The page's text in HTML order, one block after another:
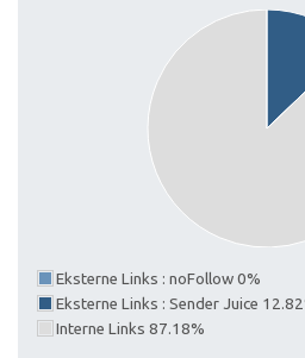
Eksterne Links : noFollow 0%
Eksterne Links : Sender Juice
Interne Links 87.18%